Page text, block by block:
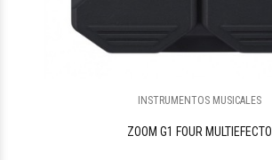
INSTRUMENTOS MUSICALES
ZOOM G1 FOUR MULTIEFECTO